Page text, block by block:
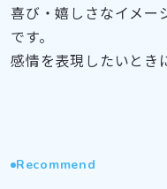
喜び・嬉しさなイメー
です。
感情を表現したいとき
Recommend